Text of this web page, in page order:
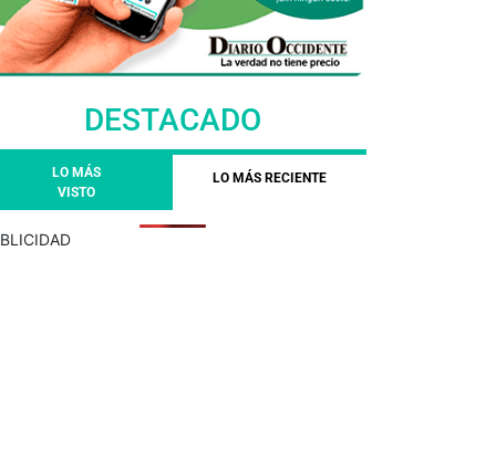
DESTACADO
LO MÁS
VISTO
LO MÁS RECIENTE